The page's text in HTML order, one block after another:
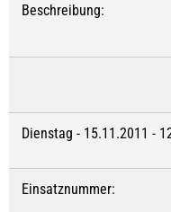
Beschreibung:
Dienstag - 15.11.2011 -
Einsatznummer: